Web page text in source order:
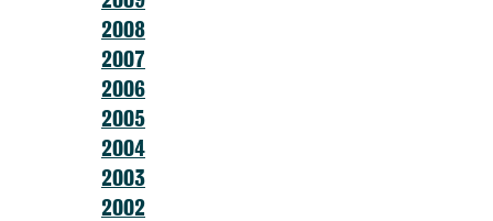
2008
2007
2006
2005
2004
2003
2002